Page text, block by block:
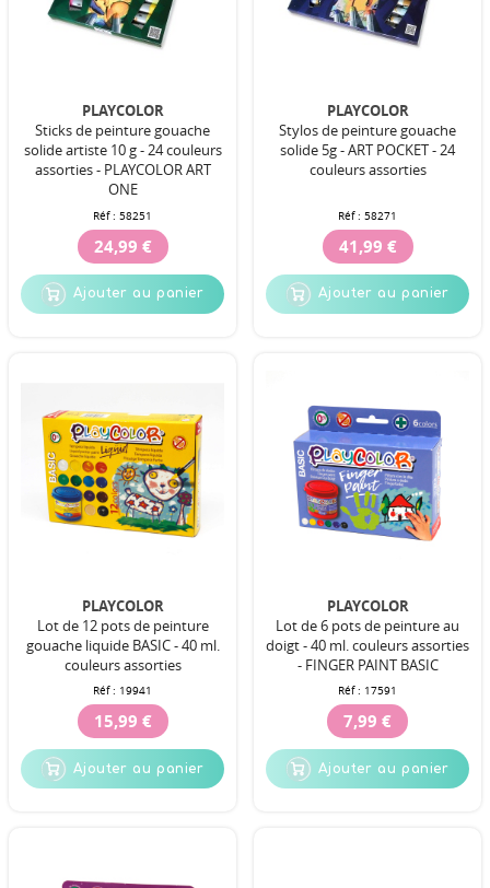
PLAYCOLOR
Sticks de peinture gouache
solide artiste 10 g - 24 couleurs
assorties - PLAYCOLOR ART
ONE
Réf : 58251
24,99 €
Ajouter au panier
PLAYCOLOR
Stylos de peinture gouache
solide 5g - ART POCKET - 24
couleurs assorties
Réf : 58271
41,99 €
Ajouter au panier
PLAYCOLOR
Lot de 12 pots de peinture
gouache liquide BASIC - 40 ml.
couleurs assorties
Réf : 19941
15,99 €
Ajouter au panier
PLAYCOLOR
Lot de 6 pots de peinture au
doigt - 40 ml. couleurs assorties
- FINGER PAINT BASIC
Réf : 17591
7,99 €
Ajouter au panier